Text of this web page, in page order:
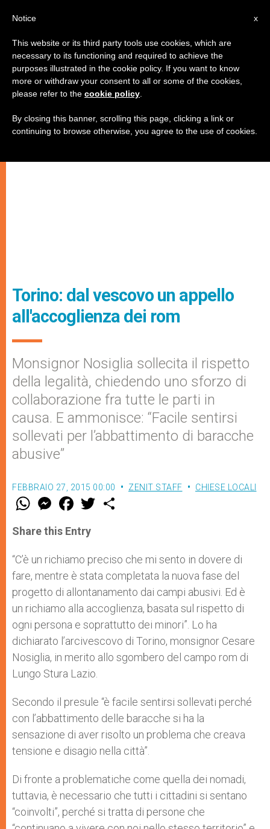
Torino: dal vescovo un appello
all'accoglienza dei rom
Monsignor Nosiglia sollecita il rispetto
della legalità, chiedendo uno sforzo di
collaborazione fra tutte le parti in
causa. E ammonisce: “Facile sentirsi
sollevati per l’abbattimento di baracche
abusive”
FEBBRAIO 27, 2015 00:00 ZENIT STAFF CHIESE LOCALI
W
t
s
p
p
M
e
s
e
g
e
r
F
a
e
b
o
k
w
r
Share this Entry
“C’è un richiamo preciso che mi sento in dovere di
fare, mentre è stata completata la nuova fase del
progetto di allontanamento dai campi abusivi. Ed è
un richiamo alla accoglienza, basata sul rispetto di
ogni persona e soprattutto dei minori”. Lo ha
dichiarato l’arcivescovo di Torino, monsignor Cesare
Nosiglia, in merito allo sgombero del campo rom di
Lungo Stura Lazio.
Secondo il presule “è facile sentirsi sollevati perché
con l’abbattimento delle baracche si ha la
sensazione di aver risolto un problema che creava
tensione e disagio nella città”.
Di fronte a problematiche come quella dei nomadi,
tuttavia, è necessario che tutti i cittadini si sentano
“coinvolti”, perché si tratta di persone che
x
Notice
This website or its third party tools use cookies, which are
necessary to its functioning and required to achieve the
purposes illustrated in the cookie policy. If you want to know
more or withdraw your consent to all or some of the cookies,
please refer to the cookie policy
By closing this banner, scrolling this page, clicking a link or
continuing to browse otherwise, you agree to the use of cookies.